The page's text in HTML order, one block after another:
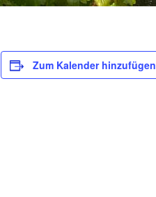
Zum Kalender hinzufügen